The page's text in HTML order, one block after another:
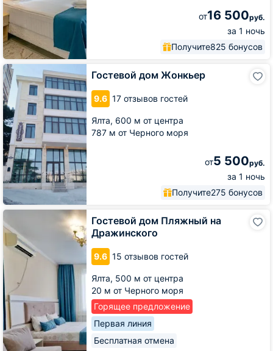
от16 500руб.
за 1 ночь
Получите825 бонусов
Гостевой дом Жонкьер
9.6 17 отзывов гостей
Ялта, 600 м от центра
787 м от Черного моря
от5 500руб.
за 1 ночь
Получите275 бонусов
Гостевой
дом
Жонкьер
Гостевой дом Пляжный на
Дражинского
9.6 15 отзывов гостей
Ялта, 500 м от центра
20 м от Черного моря
Горящее предложение
Первая линия
Бесплатная отмена
Гостевой
дом
Пляжный
на
Дражинского